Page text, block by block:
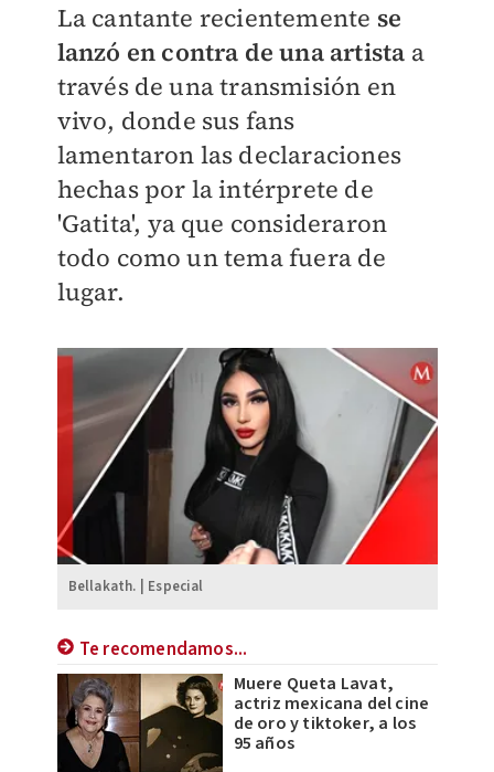
La cantante recientemente se
lanzó en contra de una artista a
través de una transmisión en
vivo, donde sus fans
lamentaron las declaraciones
hechas por la intérprete de
'Gatita', ya que consideraron
todo como un tema fuera de
lugar.
Bellakath. | Especial
Te recomendamos...
Muere Queta Lavat,
actriz mexicana del cine
de oro y tiktoker, a los
95 años